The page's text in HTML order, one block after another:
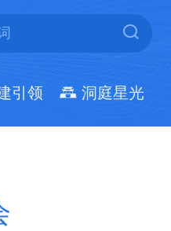
引领 洞庭星光